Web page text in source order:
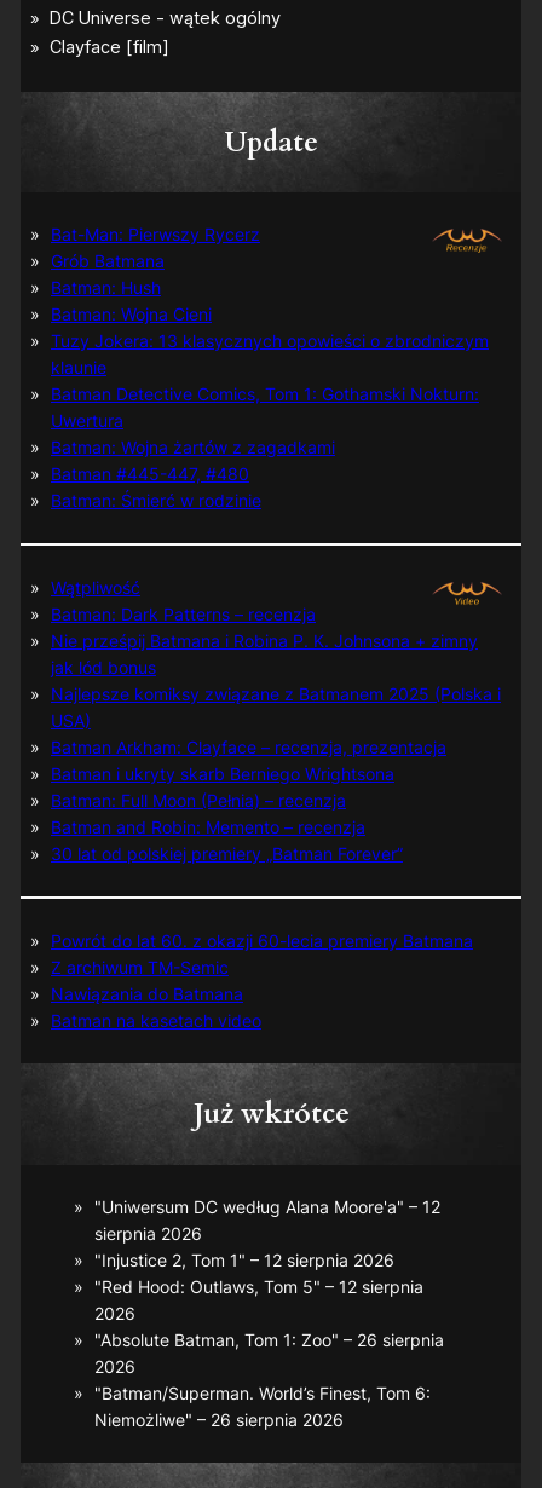
Update
Bat-Man: Pierwszy Rycerz
Grób Batmana
Batman: Hush
Batman: Wojna Cieni
Tuzy Jokera: 13 klasycznych opowieści o zbrodniczym
klaunie
Batman Detective Comics, Tom 1: Gothamski Nokturn:
Uwertura
Batman: Wojna żartów z zagadkami
Batman #445-447, #480
Batman: Śmierć w rodzinie
Wątpliwość
Batman: Dark Patterns – recenzja
Nie prześpij Batmana i Robina P. K. Johnsona + zimny
jak lód bonus
Najlepsze komiksy związane z Batmanem 2025 (Polska i
USA)
Batman Arkham: Clayface – recenzja, prezentacja
Batman i ukryty skarb Berniego Wrightsona
Batman: Full Moon (Pełnia) – recenzja
Batman and Robin: Memento – recenzja
30 lat od polskiej premiery „Batman Forever”
Powrót do lat 60. z okazji 60-lecia premiery Batmana
Z archiwum TM-Semic
Nawiązania do Batmana
Batman na kasetach video
Już wkrótce
"Uniwersum DC według Alana Moore'a" – 12
sierpnia 2026
"Injustice 2, Tom 1" – 12 sierpnia 2026
"Red Hood: Outlaws, Tom 5" – 12 sierpnia
2026
"Absolute Batman, Tom 1: Zoo" – 26 sierpnia
2026
"Batman/Superman. World’s Finest, Tom 6:
Niemożliwe" – 26 sierpnia 2026